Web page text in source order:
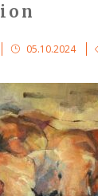
05.10.2024